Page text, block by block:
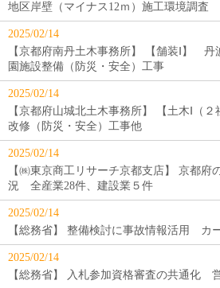
地区岸壁（マイナス12ｍ）施工環境調査
2025/02/14
【京都府南丹土木事務所】 【舗装Ⅰ】
園施設整備（防災・安全）工事
2025/02/14
【京都府山城北土木事務所】 【土木Ⅰ（
改修（防災・安全）工事他
2025/02/14
【㈱東京商工リサーチ京都支店】 京都府
況 全産業28件、建設業５件
2025/02/14
【総務省】 整備検討に事故情報活用 カ
2025/02/14
【総務省】 入札参加資格審査の共通化